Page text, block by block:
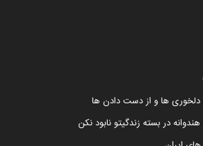
دلخوری ها و از دست دادن ها
در بسته زندگیتو نابود نکن